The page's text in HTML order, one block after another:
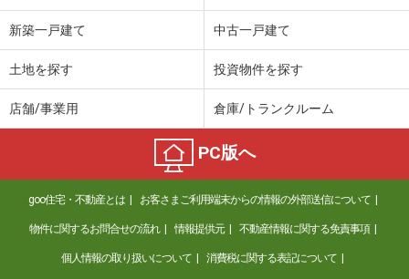
新築一戸建て 中古一戸建て
土地を探す 投資物件を探す
店舗/事業用 倉庫/トランクルーム
PC版へ
goo住宅・不動産とは お客さまご利用端末からの情報の外部送信について
物件に関するお問合せの流れ 情報提供元 不動産情報に関する免責事項
個人情報の取り扱いについて 消費税に関する表記について